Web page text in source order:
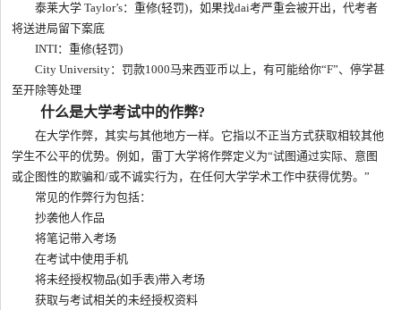
泰莱大学 Taylor’s：重修(轻罚)，如果找dai考严重会被开出，代考者
将送进‍局留下案底
INTI：重修(轻罚)
City University：罚款1000马来西亚币以上，有可能给你“F”、停学甚
至开除等处理
什么是大学考试中的作弊?
在大学作弊，其实与其他地方一样。它指以不正当方式获取相较其他
学生不公平的优势。例如，雷丁大学将作弊定义为“试图通过实际、意图
或企图性的欺骗和/或不诚实行为，在任何大学学术工作中获得优势。”
常见的作弊行为包括：
抄袭他人作品
将笔记带入考场
在考试中使用手机
将未经授权物品(如手表)带入考场
获取与考试相关的未经授权资料